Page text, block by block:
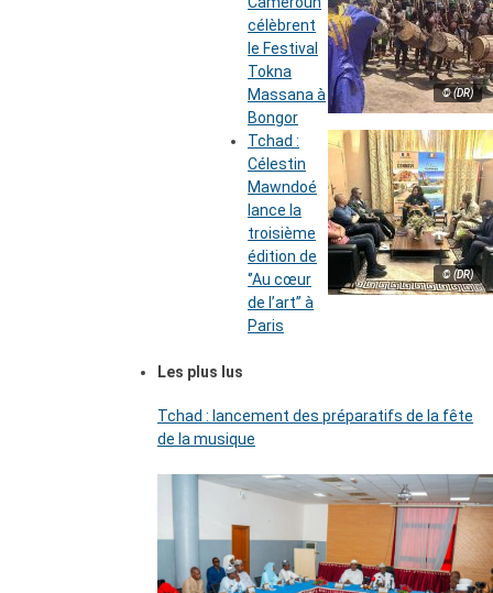
© (DR)
célèbrent
le Festival
Tokna
Massana à
Bongor
© (DR)
Tchad :
Célestin
Mawndoé
lance la
troisième
édition de
‘’Au cœur
de l’art’’ à
Paris
Les plus lus
Tchad : lancement des préparatifs de la fête
de la musique